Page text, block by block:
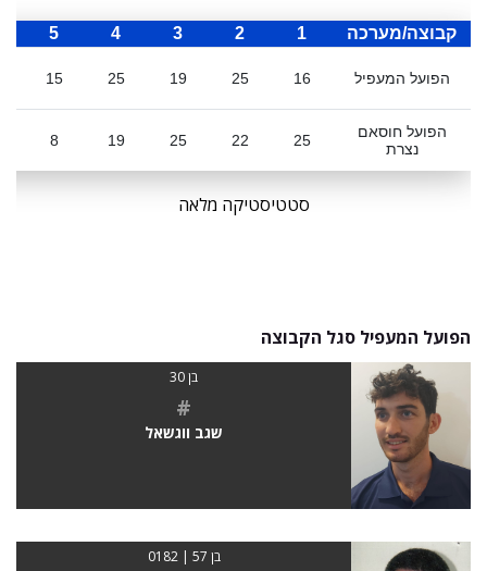
קבוצה/מערכה 1
2
3
4
5
הפועל המעפיל 16
25
19
25
15
הפועל חוסאם
נצרת
25
22
25
19
8
סטטיסטיקה מלאה
הפועל המעפיל סגל הקבוצה
בן 30
#
שגב ווגשאל
בן 57 | 0182